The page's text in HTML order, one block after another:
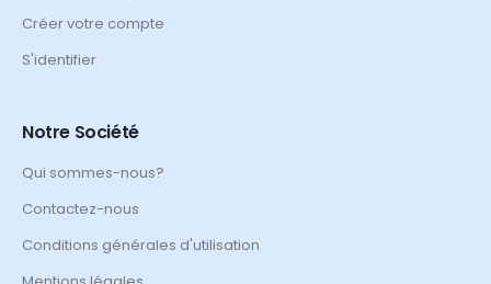
Créer votre compte
S'identifier
Notre Société
Qui sommes-nous?
Contactez-nous
Conditions générales d'utilisation